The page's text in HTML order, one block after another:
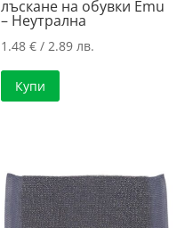
лъскане на обувки Emu
– Неутрална
1.48€ / 2.89 лв.
Купи